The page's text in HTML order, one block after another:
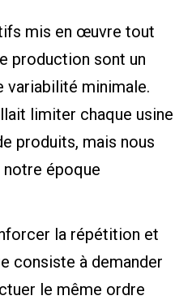
mis en œuvre tout
production sont un
variabilité minimale.
limiter chaque usine
produits, mais nous
notre époque
la répétition et
consiste à demander
le même ordre